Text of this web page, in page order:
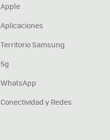
Apple
Aplicaciones
Territorio Samsung
5g
WhatsApp
Conectividad y Redes